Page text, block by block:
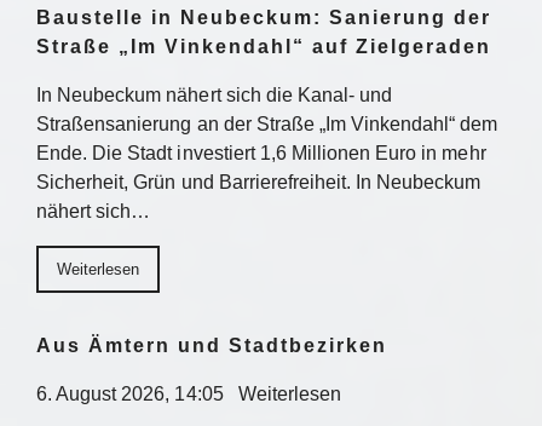
Baustelle in Neubeckum: Sanierung der
Straße „Im Vinkendahl“ auf Zielgeraden
In Neubeckum nähert sich die Kanal- und
Straßensanierung an der Straße „Im Vinkendahl“ dem
Ende. Die Stadt investiert 1,6 Millionen Euro in mehr
Sicherheit, Grün und Barrierefreiheit. In Neubeckum
nähert sich…
Weiterlesen
Aus Ämtern und Stadtbezirken
6. August 2026, 14:05 Weiterlesen